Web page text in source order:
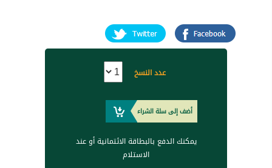
عدد النسخ
أضف إلى سلة الشراء
يمكنك الدفع بالبطاقة الائتمانية أو عند
الاستلام